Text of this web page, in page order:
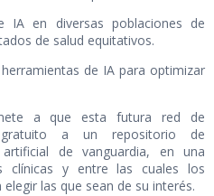
IA en diversas poblaciones de
de salud equitativos.
de IA para optimizar
a que esta futura red de
a un repositorio de
de vanguardia, en una
clínicas y entre las cuales los
las que sean de su interés.